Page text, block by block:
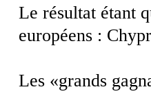
Le résultat étant
européens :
Les «grands